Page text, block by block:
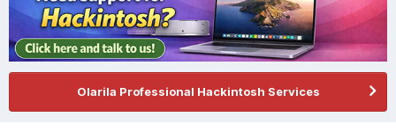
Olarila Professional Hackintosh Services